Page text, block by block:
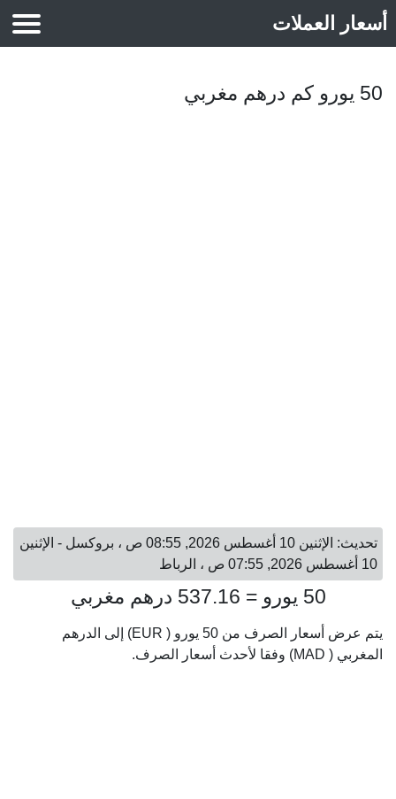
أسعار العملات
50 يورو كم درهم مغربي
تحديث: الإثنين 10 أغسطس 2026, 08:55 ص ، بروكسل - الإثنين
10 أغسطس 2026, 07:55 ص ، الرباط
50 يورو = 537.16 درهم مغربي
يتم عرض أسعار الصرف من 50 يورو ( EUR) إلى الدرهم
المغربي ( MAD) وفقا لأحدث أسعار الصرف.